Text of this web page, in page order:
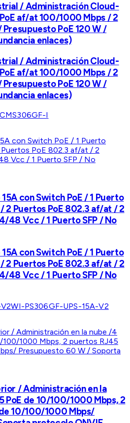
/ Administración Cloud-
af/at 100/1000 Mbps / 2
PoE 120 W /
enlaces)
/ Administración Cloud-
af/at 100/1000 Mbps / 2
PoE 120 W /
enlaces)
I
con Switch PoE / 1 Puerto
2 Puertos PoE 802.3 af/at / 2
48 Vcc / 1 Puerto SFP / No
con Switch PoE / 1 Puerto
2 Puertos PoE 802.3 af/at / 2
48 Vcc / 1 Puerto SFP / No
WI-PS306GF-UPS-15A-V2
/ Administración en la
PoE de 10/100/1000 Mbps, 2
10/100/1000 Mbps/